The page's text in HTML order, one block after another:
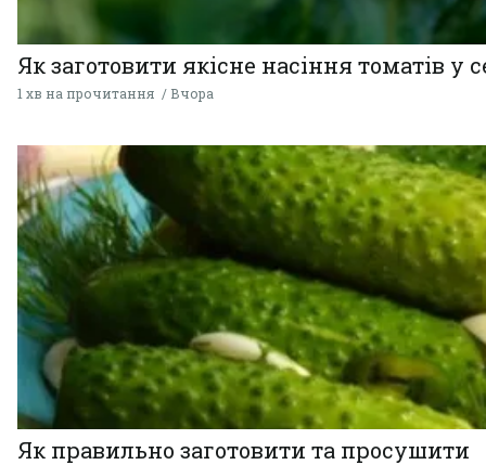
Як заготовити якісне насіння томатів у
1 хв на прочитання Вчора
Як правильно заготовити та просушити